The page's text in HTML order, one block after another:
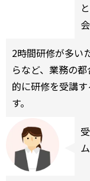
2時間研修が多い
らなど、業務の
的に研修を受講
す。